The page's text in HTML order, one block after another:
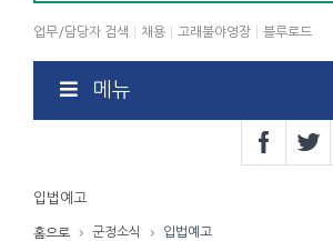
업무/담당자 검색 채용 고래불야영장 블루로드
메뉴
입법예고
홈으로 군정소식 입법예고